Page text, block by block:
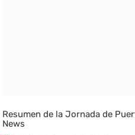
Resumen de la Jornada de
News